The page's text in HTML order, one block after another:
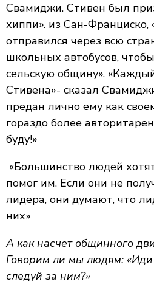
Свамиджи. Стивен был
хиппи». из Сан-Франциско,
отправился через всю
школьных автобусов,
сельскую общину».
Стивена»- сказал
предан лично ему как
гораздо более
буду!»
«Большинство людей
помог им. Если они не
лидера, они думают, что
них»
А как насчет общинного
Говорим ли мы людям: «Иди
следуй за ним?»